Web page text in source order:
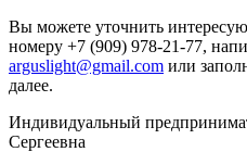
Вы можете уточнить
номеру +7 (909) 978-21-77,
arguslight@gmail.com или
далее.
Индивидуальный
Сергеевна